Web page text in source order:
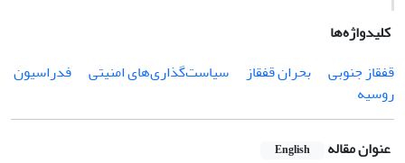
کلیدواژه‌ها
قفقاز جنوبی
بحران قفقاز سیاست‌گذاری‌‌های امنیتی
فدراسیون
روسیه
عنوان مقاله English